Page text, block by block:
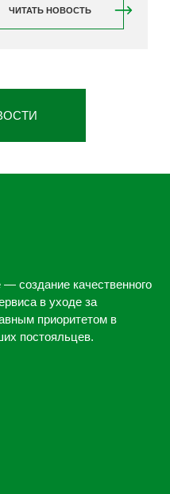
ЧИТАТЬ НОВОСТЬ
создание качественного
в уходе за
приоритетом в
постояльцев.